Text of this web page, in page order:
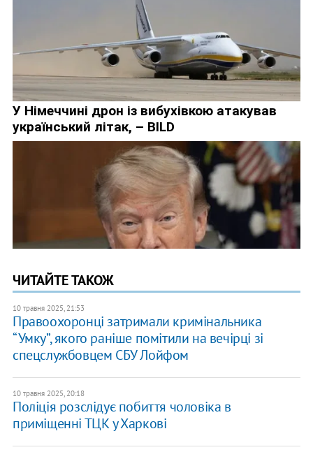
ЧИТАЙТЕ ТАКОЖ
10 травня 2025, 21:53
Правоохоронці затримали кримінальника
“Умку”, якого раніше помітили на вечірці зі
спецслужбовцем СБУ Лойфом
10 травня 2025, 20:18
Поліція розслідує побиття чоловіка в
приміщенні ТЦК у Харкові